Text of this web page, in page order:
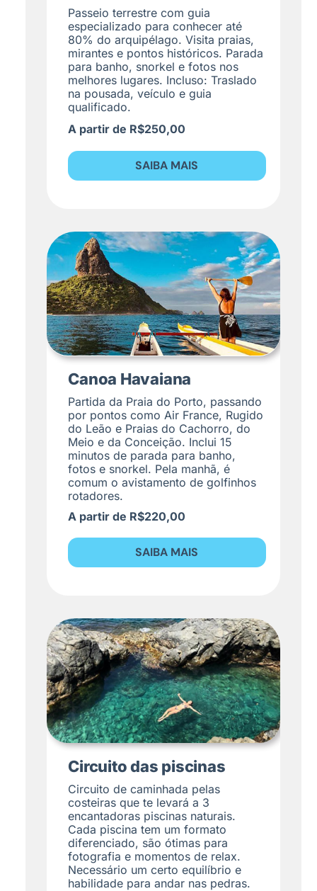
Passeio terrestre com guia
especializado para conhecer até
80% do arquipélago. Visita praias,
mirantes e pontos históricos. Parada
para banho, snorkel e fotos nos
melhores lugares. Incluso: Traslado
na pousada, veículo e guia
qualificado.
A partir de R$250,00
SAIBA MAIS
Canoa Havaiana
Partida da Praia do Porto, passando
por pontos como Air France, Rugido
do Leão e Praias do Cachorro, do
Meio e da Conceição. Inclui 15
minutos de parada para banho,
fotos e snorkel. Pela manhã, é
comum o avistamento de golfinhos
rotadores.
A partir de R$220,00
SAIBA MAIS
Circuito das piscinas
Circuito de caminhada pelas
costeiras que te levará a 3
encantadoras piscinas naturais.
Cada piscina tem um formato
diferenciado, são ótimas para
fotografia e momentos de relax.
Necessário um certo equilíbrio e
habilidade para andar nas pedras.